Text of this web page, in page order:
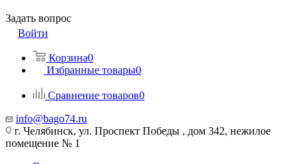
Задать вопрос
Войти
Корзина0
Избранные товары0
Сравнение товаров0
info@bago74.ru
г. Челябинск, ул. Проспект Победы , дом 342, нежилое
помещение № 1